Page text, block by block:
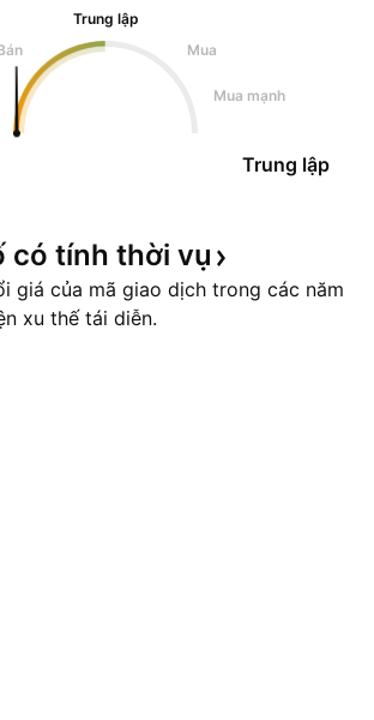
Trung lập
Mua
Mua mạnh
Trung lập
có tính thời vụ
giá của mã giao dịch trong các năm
xu thế tái diễn.